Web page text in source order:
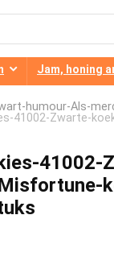
Jam, honing
humour-Als-
41002-Zwarte-
41002-